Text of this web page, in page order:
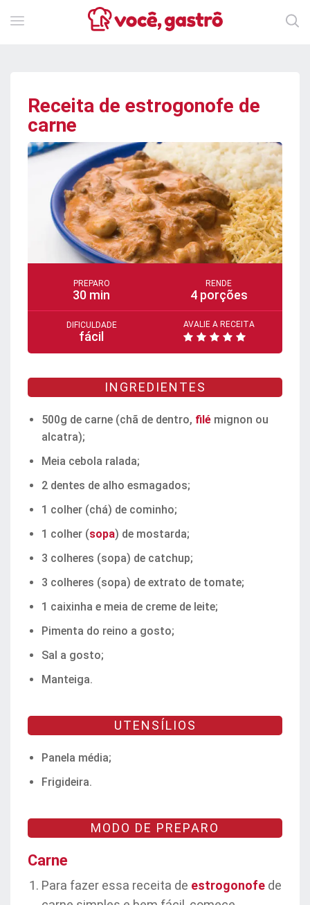
Receita de estrogonofe de
carne
PREPARO
30 min
RENDE
4 porções
DIFICULDADE
fácil
AVALIE A RECEITA
INGREDIENTES
500g de carne (chã de dentro, filé mignon ou
alcatra);
Meia cebola ralada;
2 dentes de alho esmagados;
1 colher (chá) de cominho;
1 colher (sopa) de mostarda;
3 colheres (sopa) de catchup;
3 colheres (sopa) de extrato de tomate;
1 caixinha e meia de creme de leite;
Pimenta do reino a gosto;
Sal a gosto;
Manteiga.
UTENSÍLIOS
Panela média;
Frigideira.
MODO DE PREPARO
Carne
Para fazer essa receita de estrogonofe de